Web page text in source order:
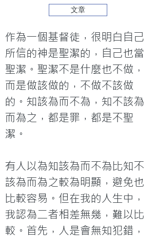
文章
作為一個基督徒，很明白自己
所信的神是聖潔的，自己也當
聖潔。聖潔不是什麼也不做，
而是做該做的，不做不該做
的。知該為而不為，知不該為
而為之，都是罪，都是不聖
潔。
有人以為知該為而不為比知不
該為而為之較為明顯，避免也
比較容易。但在我的人生中，
我認為二者相差無幾，難以比
較。首先，人是會無知犯錯，